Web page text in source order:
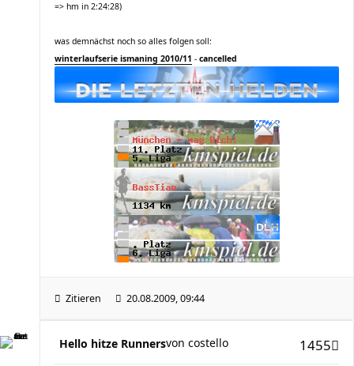
=> hm in 2:24:28)
was demnächst noch so alles folgen soll:
winterlaufserie ismaning 2010/11 - cancelled
Zitieren 20.08.2009, 09:44
Hello hitze Runners 1455
von costello